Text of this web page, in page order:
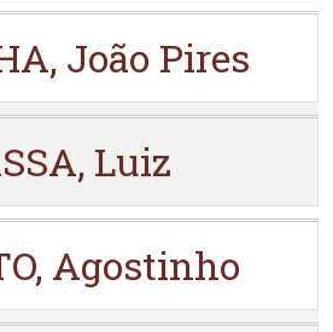
João Pires
Luiz
Agostinho